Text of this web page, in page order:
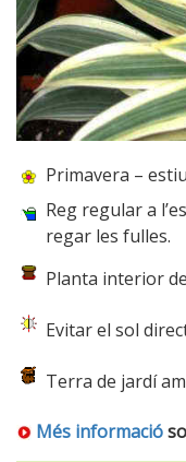
Primavera – estiu
Reg regular a
regar les fulles.
Planta interior
Evitar el sol
Terra de jardí
Més informació